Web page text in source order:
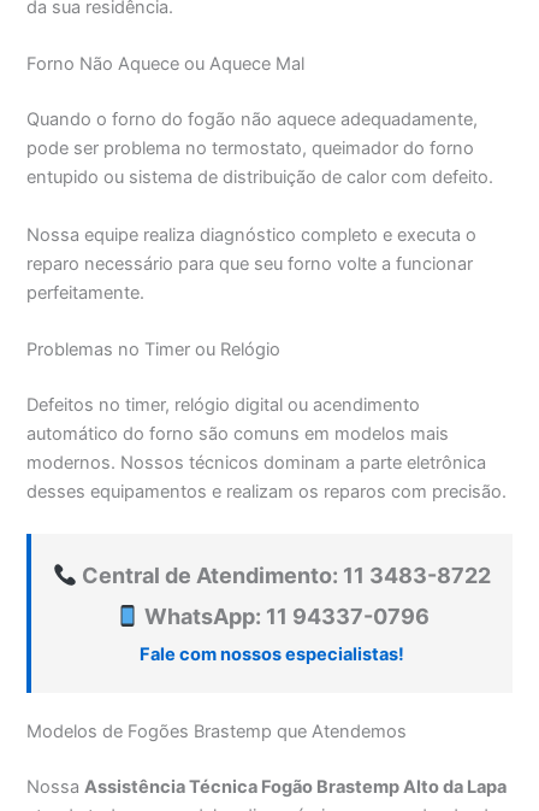
da sua residência.
Forno Não Aquece ou Aquece Mal
Quando o forno do fogão não aquece adequadamente,
pode ser problema no termostato, queimador do forno
entupido ou sistema de distribuição de calor com defeito.
Nossa equipe realiza diagnóstico completo e executa o
reparo necessário para que seu forno volte a funcionar
perfeitamente.
Problemas no Timer ou Relógio
Defeitos no timer, relógio digital ou acendimento
automático do forno são comuns em modelos mais
modernos. Nossos técnicos dominam a parte eletrônica
desses equipamentos e realizam os reparos com precisão.
Central de Atendimento: 11 3483-8722
WhatsApp: 11 94337-0796
Fale com nossos especialistas!
Modelos de Fogões Brastemp que Atendemos
NossaAssistência Técnica Fogão Brastemp Alto da Lapa